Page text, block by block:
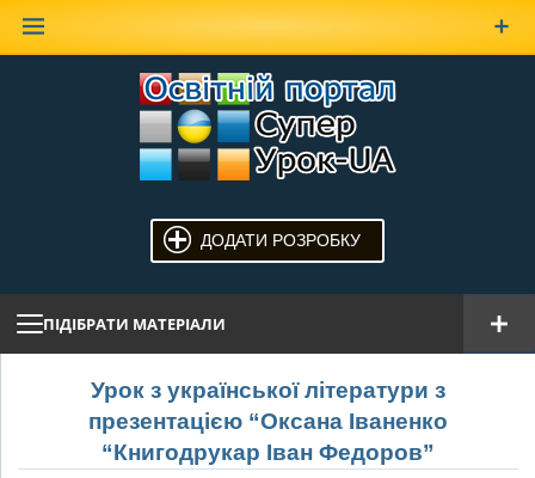
ДОДАТИ РОЗРОБКУ
ПІДІБРАТИ МАТЕРІАЛИ
Урок з української літератури з
презентацією “Оксана Іваненко
“Книгодрукар Іван Федоров”